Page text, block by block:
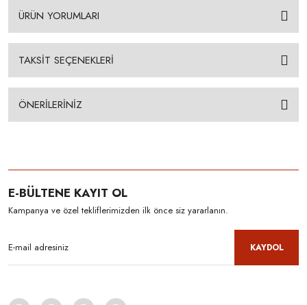
ÜRÜN YORUMLARI
TAKSİT SEÇENEKLERİ
ÖNERİLERİNİZ
E-BÜLTENE KAYIT OL
Kampanya ve özel tekliflerimizden ilk önce siz yararlanın.
KAYDOL